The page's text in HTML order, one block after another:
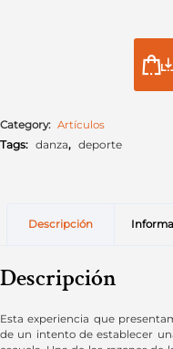
Category: Artículos
Tags: danza, deporte
Descripción
Descripción
Esta experiencia que
de un intento de establecer